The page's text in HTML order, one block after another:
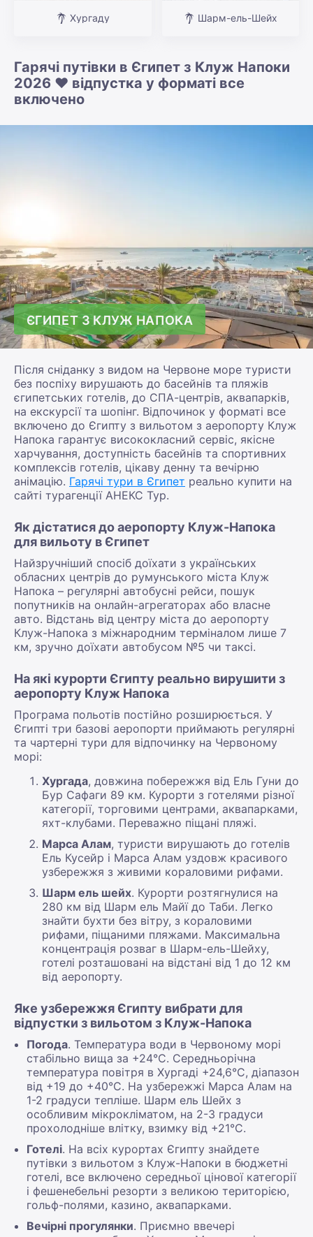
Хургаду Шарм-ель-Шейх
Гарячі путівки в Єгипет з Клуж Напоки
2026 ❤️ відпустка у форматі все
включено
ЄГИПЕТ З КЛУЖ НАПОКА
Після сніданку з видом на Червоне море туристи
без поспіху вирушають до басейнів та пляжів
єгипетських готелів, до СПА-центрів, аквапарків,
на екскурсії та шопінг. Відпочинок у форматі все
включено до Єгипту з вильотом з аеропорту Клуж
Напока гарантує висококласний сервіс, якісне
харчування, доступність басейнів та спортивних
комплексів готелів, цікаву денну та вечірню
анімацію. Гарячі тури в Єгипет реально купити на
сайті турагенції АНЕКС Тур.
Як дістатися до аеропорту Клуж-Напока
для вильоту в Єгипет
Найзручніший спосіб доїхати з українських
обласних центрів до румунського міста Клуж
Напока – регулярні автобусні рейси, пошук
попутників на онлайн-агрегаторах або власне
авто. Відстань від центру міста до аеропорту
Клуж-Напока з міжнародним терміналом лише 7
км, зручно доїхати автобусом №5 чи таксі.
На які курорти Єгипту реально вирушити з
аеропорту Клуж Напока
Програма польотів постійно розширюється. У
Єгипті три базові аеропорти приймають регулярні
та чартерні тури для відпочинку на Червоному
морі:
Хургада, довжина побережжя від Ель Гуни до
Бур Сафаги 89 км. Курорти з готелями різної
категорії, торговими центрами, аквапарками,
яхт-клубами. Переважно піщані пляжі.
Марса Алам, туристи вирушають до готелів
Ель Кусейр і Марса Алам уздовж красивого
узбережжя з живими кораловими рифами.
Шарм ель шейх. Курорти розтягнулися на
280 км від Шарм ель Майї до Таби. Легко
знайти бухти без вітру, з кораловими
рифами, піщаними пляжами. Максимальна
концентрація розваг в Шарм-ель-Шейху,
готелі розташовані на відстані від 1 до 12 км
від аеропорту.
Яке узбережжя Єгипту вибрати для
відпустки з вильотом з Клуж-Напока
Погода. Температура води в Червоному морі
стабільно вища за +24°С. Середньорічна
температура повітря в Хургаді +24,6°С, діапазон
від +19 до +40°С. На узбережжі Марса Алам на
1-2 градуси тепліше. Шарм ель Шейх з
особливим мікрокліматом, на 2-3 градуси
прохолодніше влітку, взимку від +21°С.
Готелі. На всіх курортах Єгипту знайдете
путівки з вильотом з Клуж-Напоки в бюджетні
готелі, все включено середньої цінової категорії
і фешенебельні резорти з великою територією,
гольф-полями, казино, аквапарками.
Вечірні прогулянки. Приємно ввечері